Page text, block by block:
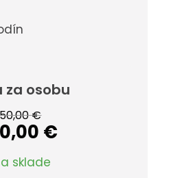
za osobu
€
€
sklade